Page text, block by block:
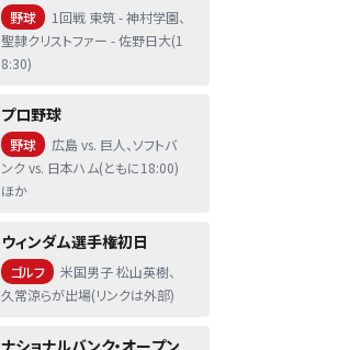
野球
1回戦 東筑 - 神村学園、
聖隷クリストファー - 佐野日大(1
8:30)
プロ野球
野球
広島 vs. 巨人、ソフトバ
ンク vs. 日本ハム(ともに18:00)
ほか
ウィンダム選手権初日
ゴルフ
米国男子 松山英樹、
久常涼らが出場(リンクは外部)